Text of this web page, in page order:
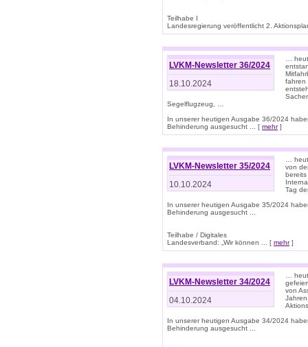
Teilhabe I
Landesregierung veröffentlicht 2.
LVKM-Newsletter 36/2024
18.10.2024
…
fahren
Segelflugzeug, …
In unserer heutigen Ausgabe 36/2024
Behinderung ausgesucht ... [ mehr]
LVKM-Newsletter 35/2024
10.10.2024
…
von
bereits
Tag
In unserer heutigen Ausgabe 35/2024
Behinderung ausgesucht ...
Teilhabe / Digitales
Landesverband: „Wir können ... [ mehr]
LVKM-Newsletter 34/2024
04.10.2024
…
von
In unserer heutigen Ausgabe 34/2024
Behinderung ausgesucht ...